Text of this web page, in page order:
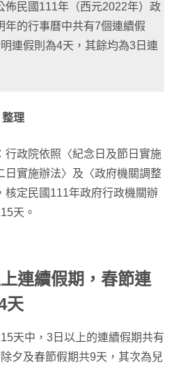
佈民國111年（西元2022年）政
年的行事曆中共有7個連續假
連假則為4天，其餘均為3日連
理
行政院依照〈紀念日及節日實施
日實施辦法〉及〈政府機關調整
核定民國111年政府行政機關辦
天。
連續假期，春節連
天
天中，3日以上的連續假期共有
夕及春節假期共9天，其次為兒